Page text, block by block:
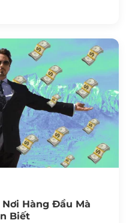
trên mức thị trường và
động? Người bán proxy
bài viết này hoặc xem
kênh YouTube của
Hàng Đầu Mà
Biết